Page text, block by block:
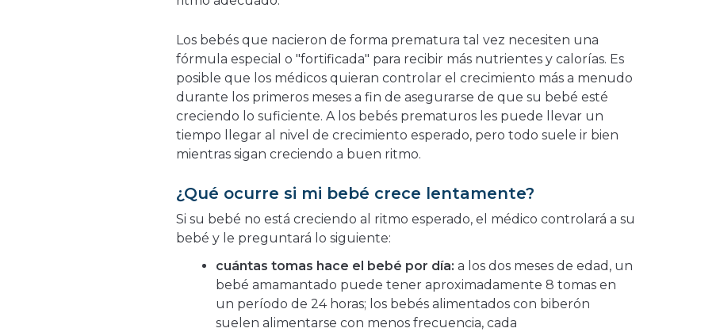
Los bebés que nacieron de forma prematura tal vez necesiten una
fórmula especial o "fortificada" para recibir más nutrientes y calorías. Es
posible que los médicos quieran controlar el crecimiento más a menudo
durante los primeros meses a fin de asegurarse de que su bebé esté
creciendo lo suficiente. A los bebés prematuros les puede llevar un
tiempo llegar al nivel de crecimiento esperado, pero todo suele ir bien
mientras sigan creciendo a buen ritmo.
¿Qué ocurre si mi bebé crece lentamente?
Si su bebé no está creciendo al ritmo esperado, el médico controlará a su
bebé y le preguntará lo siguiente:
cuántas tomas hace el bebé por día: a los dos meses de edad, un
bebé amamantado puede tener aproximadamente 8 tomas en
un período de 24 horas; los bebés alimentados con biberón
suelen alimentarse con menos frecuencia, cada